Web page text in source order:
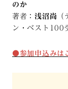
のか
著者：浅沼尚
ン・ベスト100
●参加申込みは